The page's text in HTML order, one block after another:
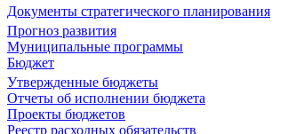
Документы стратегического планирования
Прогноз развития
Муниципальные программы
Бюджет
Утвержденные бюджеты
Отчеты об исполнении бюджета
Проекты бюджетов
Реестр расходных обязательств